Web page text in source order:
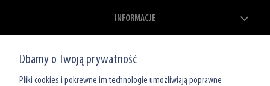
INFORMACJE
MOJE KONTO
Dbamy o Twoją prywatność
Pliki cookies i pokrewne im technologie umożliwiają poprawne